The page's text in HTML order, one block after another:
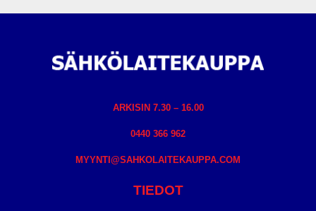
ARKISIN 7.30 – 16.00
0440 366 962
MYYNTI@SAHKOLAITEKAUPPA.COM
TIEDOT